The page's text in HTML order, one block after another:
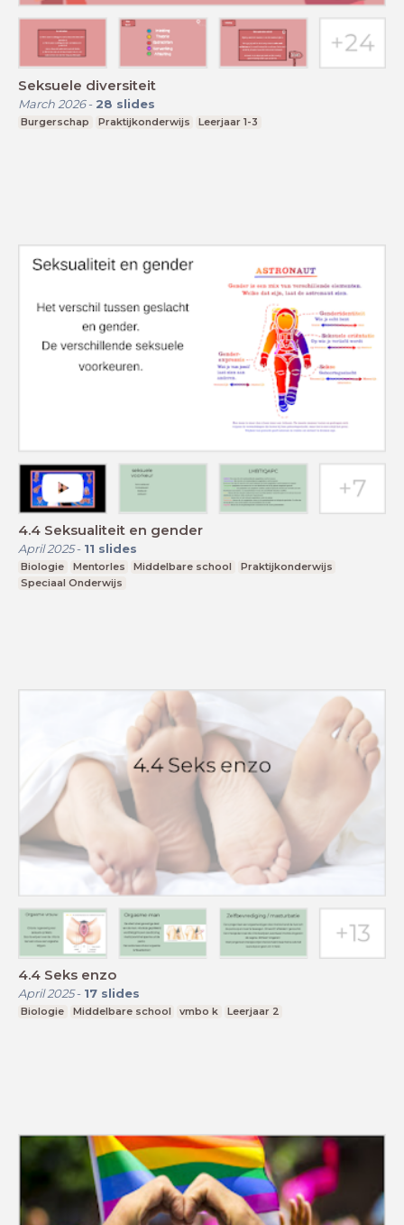
Seksuele diversiteit
March 2026- 28 slides
Burgerschap Praktijkonderwijs Leerjaar 1-3
4.4 Seksualiteit en gender
April 2025- 11 slides
Biologie Mentorles Middelbare school
Praktijkonderwijs
Speciaal Onderwijs
4.4 Seks enzo
April 2025- 17 slides
Biologie Middelbare school vmbo k Leerjaar 2